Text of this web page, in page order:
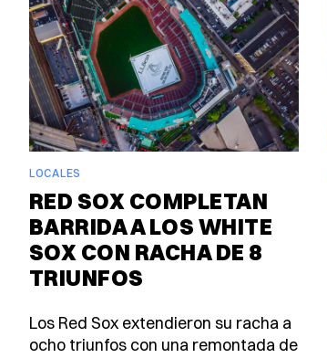
LOCALES
RED SOX COMPLETAN
BARRIDA A LOS WHITE
SOX CON RACHA DE 8
TRIUNFOS
Los Red Sox extendieron su racha a
ocho triunfos con una remontada de